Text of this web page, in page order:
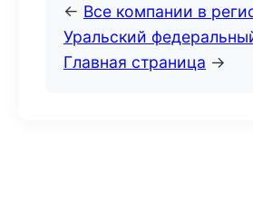
← Все компании в
Уральский
Главная страница →